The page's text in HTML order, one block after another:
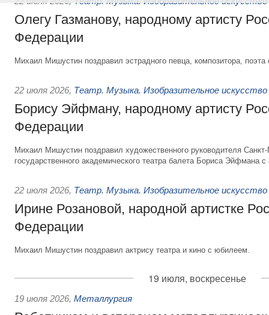
Олегу Газманову, народному артисту
Федерации
Михаил Мишустин поздравил эстрадного певца, композитора, поэта
22 июля 2026, Театр. Музыка. Изобразительное искусство
Борису Эйфману, народному артисту
Федерации
Михаил Мишустин поздравил художественного руководителя Санкт-
государственного академического театра балета Бориса Эйфмана
22 июля 2026, Театр. Музыка. Изобразительное искусство
Ирине Розановой, народной артистке
Федерации
Михаил Мишустин поздравил актрису театра и кино с юбилеем.
19 июля, воскресенье
19 июля 2026, Металлургия